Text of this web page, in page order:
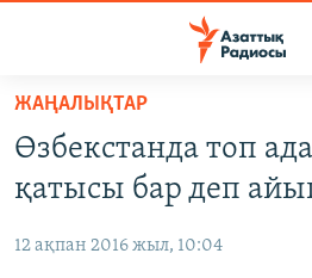
Skip
main
content
to
ЖАҢАЛЫҚТАР
ҚАҢТАР ОҚИҒАСЫ
ЖАҢАЛЫҚТАР
Өзбекстанда топ
қатысы бар деп
12 ақпан 2016 жыл, 10:04